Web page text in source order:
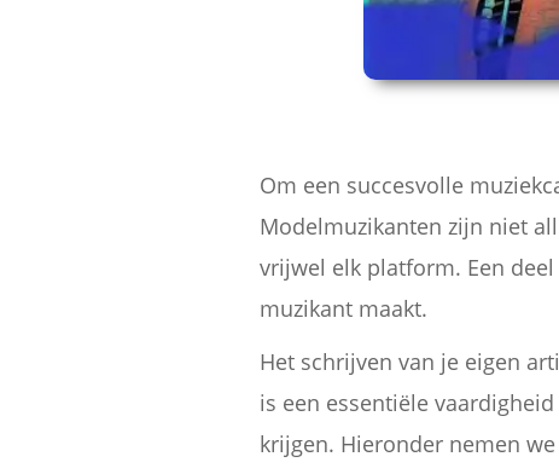
Om een succesvolle
Modelmuzikanten zijn niet
vrijwel elk platform. Een
muzikant maakt.
Het schrijven van je eigen
is een essentiële
krijgen. Hieronder nemen